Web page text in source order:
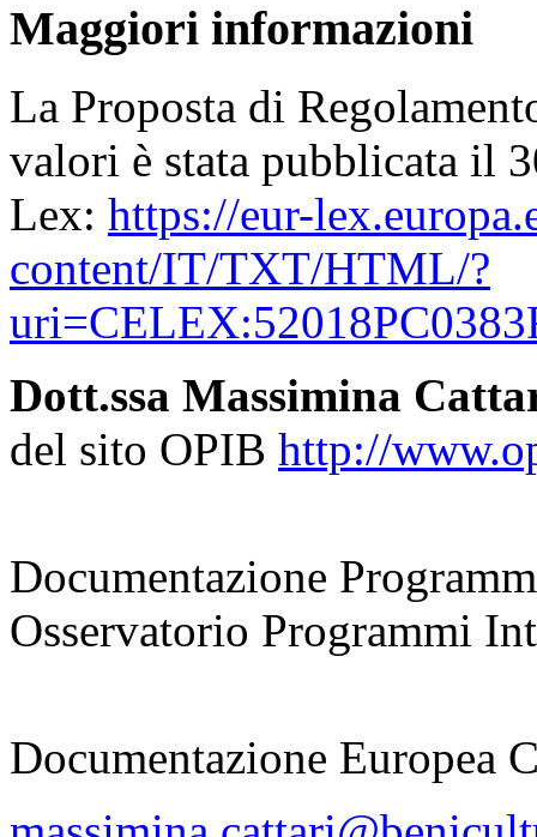
Maggiori informazioni
La Proposta di
valori è stata pubblicata il
Lex: https://eur-
content/IT/TXT/HTML/?
Dott.ssa Massimina
del sito OPIB http://
Documentazione
Osservatorio Programmi
Documentazione Europea